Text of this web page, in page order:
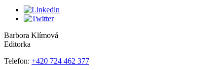
Barbora Klímová
Editorka
Telefon: +420 724 462 377